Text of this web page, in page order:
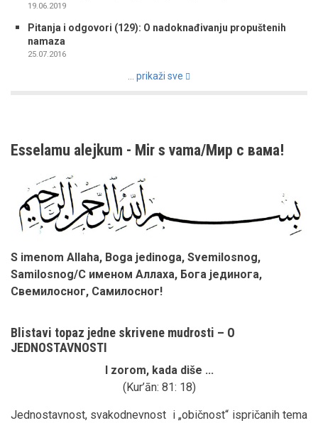
19.06.2019
Pitanja i odgovori (129): O nadoknađivanju propuštenih
namaza
25.07.2016
... prikaži sve
Esselamu alejkum - Mir s vama/Мир с вама!
S imenom Allaha, Boga jedinoga, Svemilosnog,
Samilosnog/С именом Аллаха, Бога јединога,
Свемилосног, Самилосног!
Blistavi topaz jedne skrivene mudrosti – O
JEDNOSTAVNOSTI
I zorom, kada diše ...
(Kur’ān: 81: 18)
Jednostavnost, svakodnevnost i „običnost“ ispričanih tema